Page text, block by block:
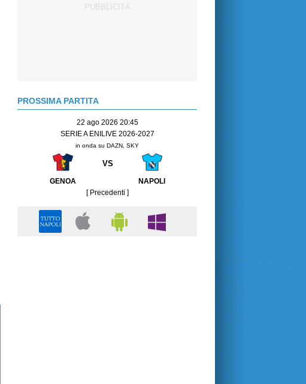
PROSSIMA PARTITA
22 ago 2026 20:45
SERIE A ENILIVE 2026-2027
in onda su DAZN, SKY
VS
GENOA
NAPOLI
[ Precedenti ]